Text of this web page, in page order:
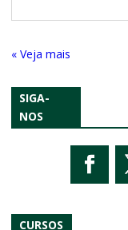
« Entradas Antigas
SIGA-
NOS
CURSOS